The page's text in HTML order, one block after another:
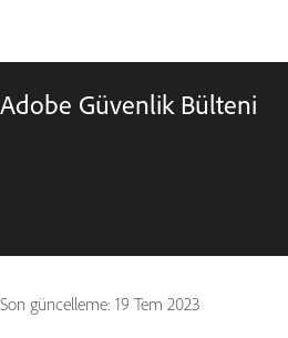
Adobe Güvenlik Bülteni
Son güncelleme: 19 Tem 2023